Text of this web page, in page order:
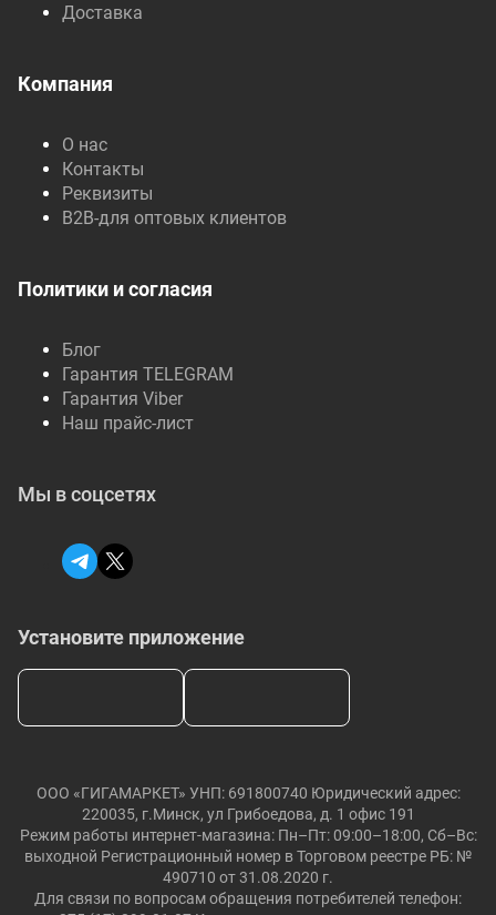
Доставка
Компания
О нас
Контакты
Реквизиты
B2B-для оптовых клиентов
Политики и согласия
Блог
Гарантия TELEGRAM
Гарантия Viber
Наш прайс-лист
Установите приложение
Мы в соцсетях
ООО «ГИГАМАРКЕТ» УНП: 691800740 Юридический адрес:
220035, г.Минск, ул Грибоедова, д. 1 офис 191
Режим работы интернет-магазина: Пн–Пт: 09:00–18:00, Сб–Вс:
выходной Регистрационный номер в Торговом реестре РБ: №
490710 от 31.08.2020 г.
Для связи по вопросам обращения потребителей телефон: